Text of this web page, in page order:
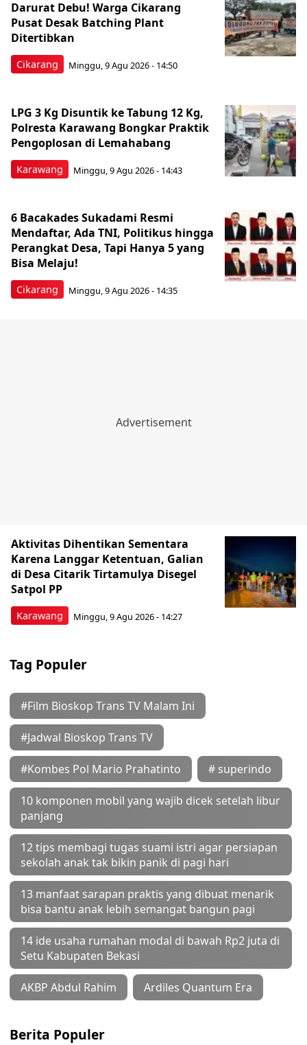
Cikarang
Darurat Debu! Warga Cikarang
Pusat Desak Batching Plant
Ditertibkan
Minggu, 9 Agu 2026 - 14:50
Karawang
LPG 3 Kg Disuntik ke Tabung 12 Kg,
Polresta Karawang Bongkar Praktik
Pengoplosan di Lemahabang
Minggu, 9 Agu 2026 - 14:43
Cikarang
6 Bacakades Sukadami Resmi
Mendaftar, Ada TNI, Politikus hingga
Perangkat Desa, Tapi Hanya 5 yang
Bisa Melaju!
Minggu, 9 Agu 2026 - 14:35
Karawang
Aktivitas Dihentikan Sementara
Karena Langgar Ketentuan, Galian
di Desa Citarik Tirtamulya Disegel
Satpol PP
Minggu, 9 Agu 2026 - 14:27
Tag Populer
#Film Bioskop Trans TV Malam Ini
#Jadwal Bioskop Trans TV
#Kombes Pol Mario Prahatinto # superindo
10 komponen mobil yang wajib dicek setelah libur
panjang
12 tips membagi tugas suami istri agar persiapan
sekolah anak tak bikin panik di pagi hari
13 manfaat sarapan praktis yang dibuat menarik
bisa bantu anak lebih semangat bangun pagi
14 ide usaha rumahan modal di bawah Rp2 juta di
Setu Kabupaten Bekasi
AKBP Abdul Rahim Ardiles Quantum Era
Berita Populer